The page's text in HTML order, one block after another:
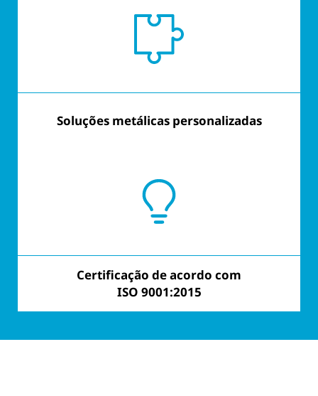
Soluções metálicas personalizadas
Orientado para o cliente
Certificação de acordo com
ISO 9001:2015
Forte realização